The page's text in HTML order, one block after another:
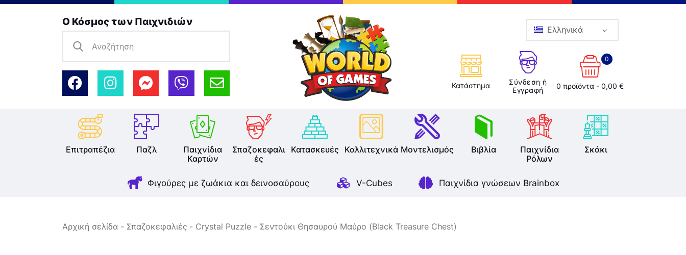
Ο Κόσμος των Παιχνιδιών
Ελληνικά
Κατάστημα
Σύνδεση ή
Εγγραφή
0 προϊόντα - 0,00 €
0
Επιτραπέζια Παζλ
Παιχνίδια
Καρτών
Σπαζοκεφαλι
ές
Κατασκευές Καλλιτεχνικά Μοντελισμός Βιβλία
Παιχνίδια
Ρόλων
Σκάκι
Φιγούρες με ζωάκια και δεινοσαύρους V-Cubes Παιχνίδια γνώσεων Brainbox
Επιτραπέζια
Παζλ
Παιχνίδια Καρτών
Κατασκευές
Αρχική σελίδα Σπαζοκεφαλιές Crystal Puzzle Σεντούκι Θησαυρού Μαύρο (Black Treasure Chest)